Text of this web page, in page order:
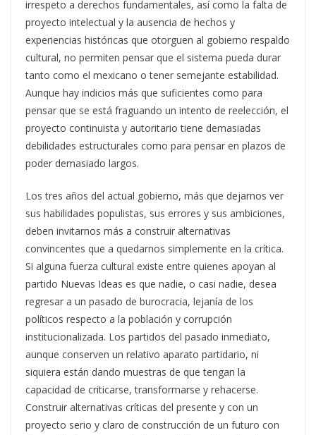
irrespeto a derechos fundamentales, así como la falta de
proyecto intelectual y la ausencia de hechos y
experiencias históricas que otorguen al gobierno respaldo
cultural, no permiten pensar que el sistema pueda durar
tanto como el mexicano o tener semejante estabilidad.
Aunque hay indicios más que suficientes como para
pensar que se está fraguando un intento de reelección, el
proyecto continuista y autoritario tiene demasiadas
debilidades estructurales como para pensar en plazos de
poder demasiado largos.
Los tres años del actual gobierno, más que dejarnos ver
sus habilidades populistas, sus errores y sus ambiciones,
deben invitarnos más a construir alternativas
convincentes que a quedarnos simplemente en la crítica.
Si alguna fuerza cultural existe entre quienes apoyan al
partido Nuevas Ideas es que nadie, o casi nadie, desea
regresar a un pasado de burocracia, lejanía de los
políticos respecto a la población y corrupción
institucionalizada. Los partidos del pasado inmediato,
aunque conserven un relativo aparato partidario, ni
siquiera están dando muestras de que tengan la
capacidad de criticarse, transformarse y rehacerse.
Construir alternativas críticas del presente y con un
proyecto serio y claro de construcción de un futuro con